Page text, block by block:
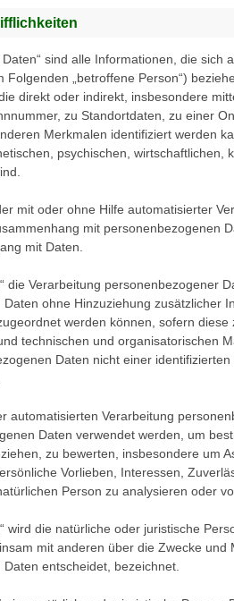
Daten“ sind alle Informationen, die
Folgenden „betroffene Person“)
direkt oder indirekt, insbesondere
zu Standortdaten, zu einer
Merkmalen identifiziert werden
psychischen, wirtschaftlichen,
mit oder ohne Hilfe automatisierter
mit personenbezogenen
mit Daten.
die Verarbeitung personenbezogener
ohne Hinzuziehung zusätzlicher
werden können, sofern
technischen und organisatorischen
Daten nicht einer
automatisierten Verarbeitung
Daten verwendet werden, um
zu bewerten, insbesondere um
Vorlieben, Interessen,
Person zu analysieren oder
wird die natürliche oder juristische
mit anderen über die Zwecke und
entscheidet, bezeichnet.